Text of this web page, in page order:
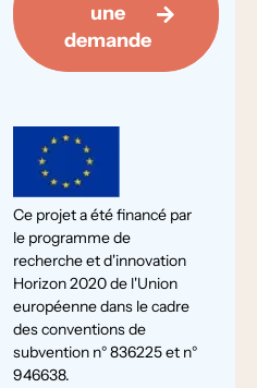
une
demande
Ce projet a été financé par
le programme de
recherche et d'innovation
Horizon 2020 de l'Union
européenne dans le cadre
des conventions de
subvention n° 836225 et n°
946638.